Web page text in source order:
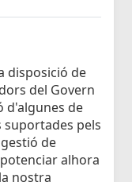
disposició de
del Govern
d'algunes de
pels
de
alhora
nostra